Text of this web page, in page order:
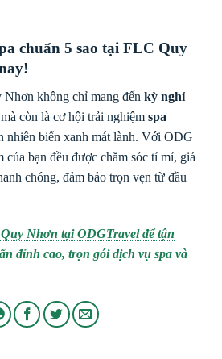
chuẩn 5 sao tại FLC Quy
không chỉ mang đến kỳ nghỉ
mà còn là cơ hội trải nghiệm spa
nhiên biển xanh mát lành. Với ODG
của bạn đều được chăm sóc tỉ mỉ, giá
chóng, đảm bảo trọn vẹn từ đầu
Nhơn tại ODGTravel để tận
đỉnh cao, trọn gói dịch vụ spa và